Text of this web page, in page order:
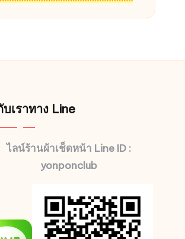
เราทาง Line
ไลน์ร้านผ้าเช็ดหน้า Line ID :
yonponclub